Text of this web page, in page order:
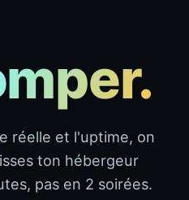
réelle et l'uptime, on
ton hébergeur
pas en 2 soirées.